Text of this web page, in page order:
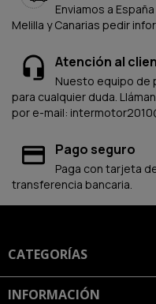
Enviamos a
Melilla y Canarias pedir infor
Atención al
Nuesto equipo de
para cualquier duda.
por e-mail:
Pago seguro
Paga con tarjeta
transferencia bancaria.
CATEGORÍAS
INFORMACIÓN